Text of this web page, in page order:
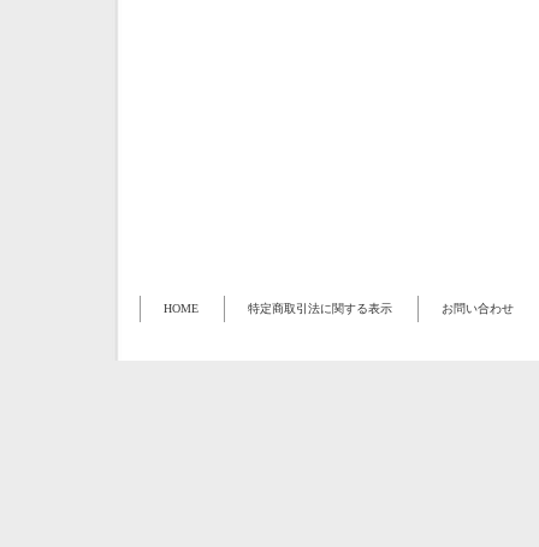
HOME 特定商取引法に関する表示 お問い合わせ